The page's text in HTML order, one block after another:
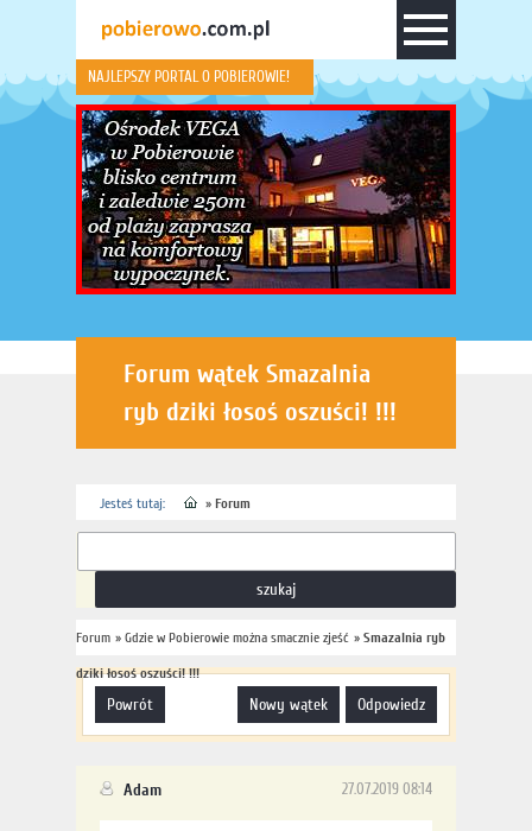
NAJLEPSZY PORTAL O POBIEROWIE!
Forum wątek Smazalnia
ryb dziki łosoś oszuści! !!!
Jesteś tutaj: » Forum
Forum » Gdzie w Pobierowie można smacznie zjeść » Smazalnia ryb
dziki łosoś oszuści! !!!
powrót odpowiedz
nowy wątek
27.07.2019 08:14
Adam